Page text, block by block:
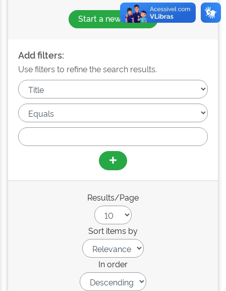
Start a new search
Add filters:
Use filters to refine the search results.
Results/Page
Sort items by
In order